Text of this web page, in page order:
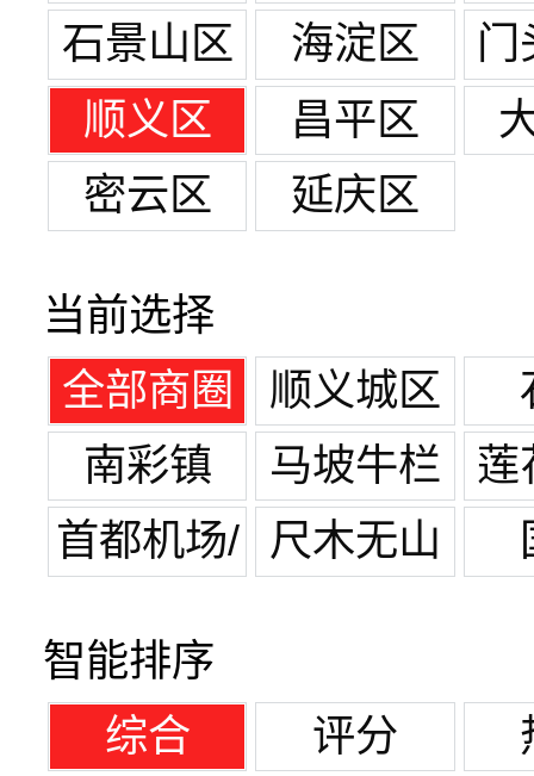
石景山区
海淀区
门
顺义区
昌平区
密云区
延庆区
当前选择
全部商圈
顺义城区
南彩镇
马坡牛栏
山镇
莲
首都机场/
尺木无山
智能排序
综合
评分